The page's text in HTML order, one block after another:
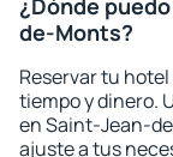
¿Dónde
de-Monts?
Reservar tu
tiempo y dinero.
en Saint-Jean-
ajuste a tus